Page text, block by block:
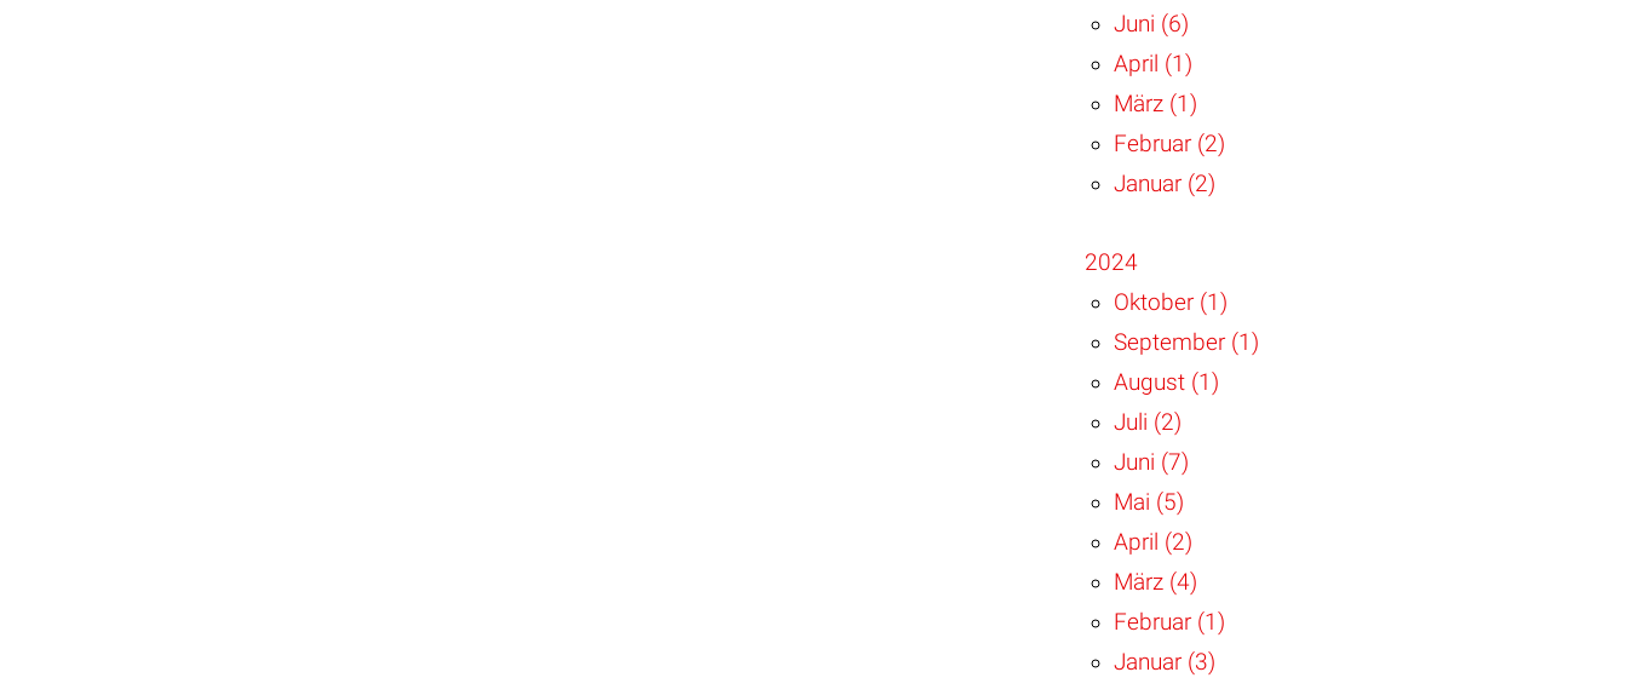
Juni (6)
April (1)
März (1)
Februar (2)
Januar (2)
2024
Oktober (1)
September (1)
August (1)
Juli (2)
Juni (7)
Mai (5)
April (2)
März (4)
Februar (1)
Januar (3)